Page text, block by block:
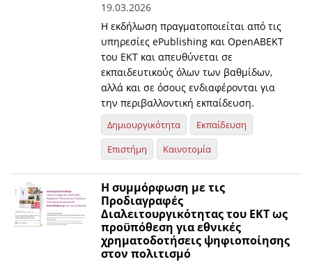
19.03.2026
Η εκδήλωση πραγματοποιείται από τις
υπηρεσίες ePublishing και OpenABEKT
του ΕΚΤ και απευθύνεται σε
εκπαιδευτικούς όλων των βαθμίδων,
αλλά και σε όσους ενδιαφέρονται για
την περιβαλλοντική εκπαίδευση.
Δημιουργικότητα
Εκπαίδευση
Επιστήμη
Καινοτομία
Η συμμόρφωση με τις
Προδιαγραφές
Διαλειτουργικότητας του ΕΚΤ ως
προϋπόθεση για εθνικές
χρηματοδοτήσεις ψηφιοποίησης
στον πολιτισμό